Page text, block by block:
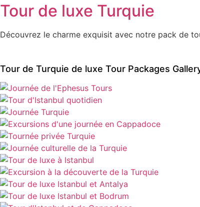
Tour de luxe Turquie
Découvrez le charme exquisit avec notre pack de
Tour de Turquie de luxe Tour Packages